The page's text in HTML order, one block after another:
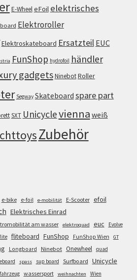
E-WheeleFoil elektrisches
Elektroroller
Elektroskateboard Ersatzteil EUC
FunShop hydrofoil händler
gadgetsNinebotRoller
Segway Skateboard spare part
SXT Unicyclevienna weiß
Zubehör
e-bike e-foil e-mobilität E-Scooter efoil
Elektrisches Einrad
am wasser elektroquad euc
Evolve
fliteboard FunShop FunShop Wien GT
Longboard Ninebot Onewheel quad
spass sup board Surfboard Unicycle
wassersport weihnachten
Wien